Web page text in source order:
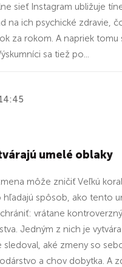
sieť Instagram ubližuje
na ich psychické zdravie,
za rokom. A napriek tomu
sa tiež po...
umelé oblaky
môže zničiť Veľkú
hľadajú spôsob, ako tento
vrátane
Jedným z nich je
sledoval, aké zmeny so
a chov dobytka. A